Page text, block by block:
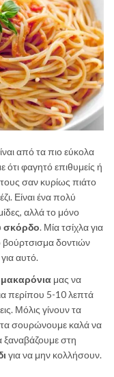
από τα πιο εύκολα
ότι φαγητό επιθυμείς ή
σαν κυρίως πιάτο
Είναι ένα πολύ
αλλά το μόνο
σκόρδο. Μία τσίχλα για
δοντιών
αυτό.
μακαρόνια μας να
περίπου 5-10 λεπτά
Μόλις γίνουν τα
σουρώνουμε καλά να
ξαναβάζουμε στη
για να μην κολλήσουν.